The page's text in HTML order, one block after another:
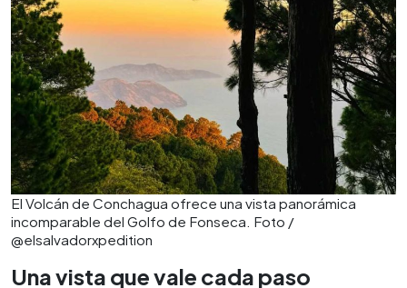
El Volcán de Conchagua ofrece una vista panorámica
incomparable del Golfo de Fonseca. Foto /
@elsalvadorxpedition
Una vista que vale cada paso